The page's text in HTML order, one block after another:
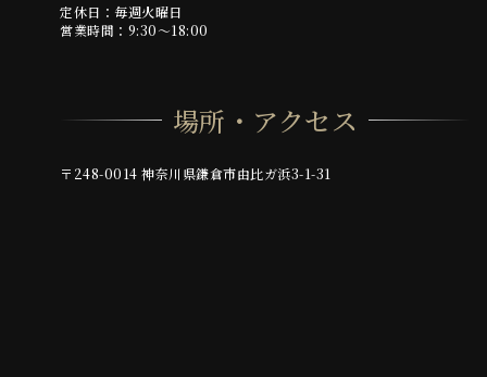
定休日：毎週火曜日
営業時間：9:30～18:00
場所・アクセス
〒248-0014 神奈川県鎌倉市由比ガ浜3-1-31